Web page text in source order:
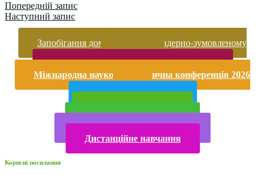
Попередній запис
Наступний запис
Запобігання домашньому та гендерно-зумовленому
Міжнародна науково-практична конференція 2026
Дистанційне навчання
Корисні посилання